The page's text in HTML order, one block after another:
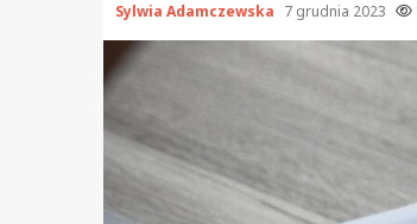
Sylwia Adamczewska 7 grudnia 2023